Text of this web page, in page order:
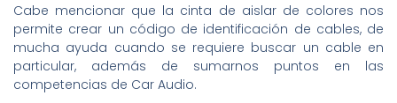
Cabe mencionar que la cinta de aislar de colores nos
permite crear un código de identificación de cables, de
mucha ayuda cuando se requiere buscar un cable en
particular, además de sumarnos puntos en las
competencias de Car Audio.